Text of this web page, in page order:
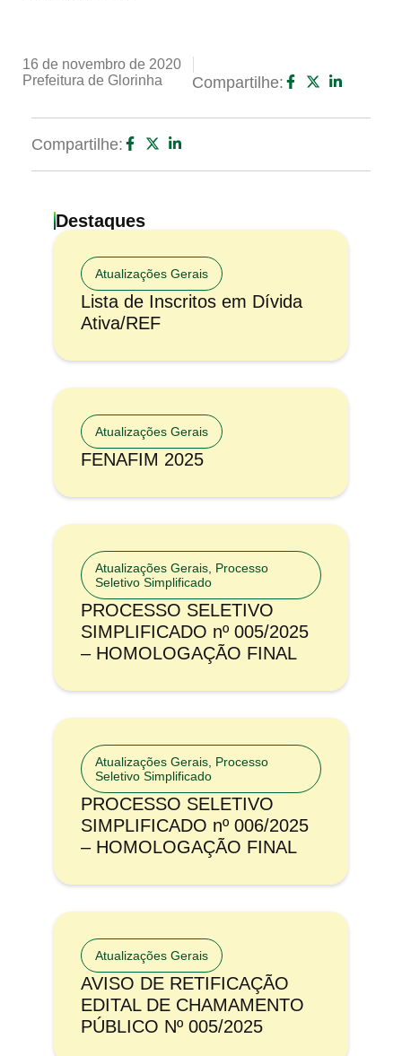
16 de novembro de 2020
Prefeitura de Glorinha
Compartilhe:
Compartilhe:
Destaques
Atualizações Gerais
Lista de Inscritos em Dívida
Ativa/REF
Atualizações Gerais
FENAFIM 2025
Atualizações Gerais Processo
Seletivo Simplificado
PROCESSO SELETIVO
SIMPLIFICADO nº 005/2025
– HOMOLOGAÇÃO FINAL
Atualizações Gerais Processo
Seletivo Simplificado
PROCESSO SELETIVO
SIMPLIFICADO nº 006/2025
– HOMOLOGAÇÃO FINAL
Atualizações Gerais
AVISO DE RETIFICAÇÃO
EDITAL DE CHAMAMENTO
PÚBLICO Nº 005/2025